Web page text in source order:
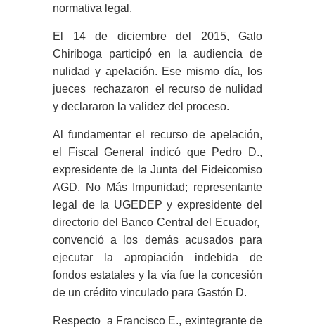
normativa legal.
El 14 de diciembre del 2015, Galo
Chiriboga participó en la audiencia de
nulidad y apelación. Ese mismo día, los
jueces rechazaron el recurso de nulidad
y declararon la validez del proceso.
Al fundamentar el recurso de apelación,
el Fiscal General indicó que Pedro D.,
expresidente de la Junta del Fideicomiso
AGD, No Más Impunidad; representante
legal de la UGEDEP y expresidente del
directorio del Banco Central del Ecuador,
convenció a los demás acusados para
ejecutar la apropiación indebida de
fondos estatales y la vía fue la concesión
de un crédito vinculado para Gastón D.
Respecto a Francisco E., exintegrante de